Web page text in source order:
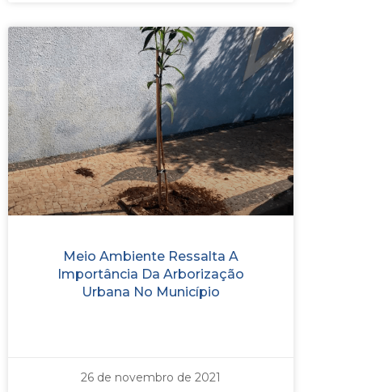
Meio Ambiente Ressalta A
Importância Da Arborização
Urbana No Município
26 de novembro de 2021